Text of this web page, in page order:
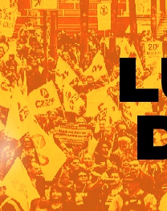
do Rio Grande do Sul